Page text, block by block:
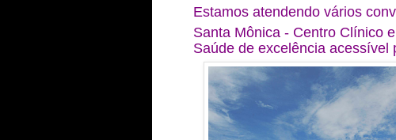
Estamos atendendo vários
Santa Mônica - Centro Clínico
Saúde de excelência acessível